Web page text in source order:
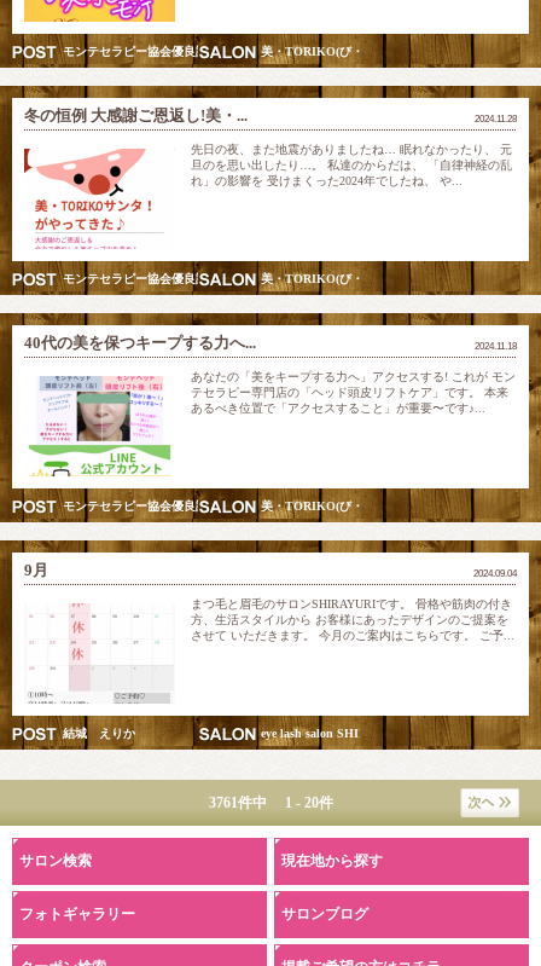
モンテセラピー協会優良認定スクール講師&五行美巡り調律師美・TORIKO(び・とりこ) 愛されリフト美人モン
2024.11.28
冬の恒例 大感謝ご恩返し!美・...
先日の夜、また地震がありましたね… 眠れなかったり、 元
旦のを思い出したり…。 私達のからだは、 「自律神経の乱
れ」の影響を 受けまくった2024年でしたね、 や...
モンテセラピー協会優良認定スクール講師&五行美巡り調律師美・TORIKO(び・とりこ) 愛されリフト美人モン
2024.11.18
40代の美を保つキープする力へ...
あなたの「美をキープする力へ」アクセスする! これが モン
テセラピー専門店の「ヘッド頭皮リフトケア」です。 本来
あるべき位置で「アクセスすること」が重要〜です♪...
モンテセラピー協会優良認定スクール講師&五行美巡り調律師美・TORIKO(び・とりこ) 愛されリフト美人モン
2024.09.04
9月
まつ毛と眉毛のサロンSHIRAYURIです。 骨格や筋肉の付き
方、生活スタイルから お客様にあったデザインのご提案を
させて いただきます。 今月のご案内はこちらです。 ご予...
結城 えりか eye lash salon SHIRAYURI
3761件中 1 - 20件
サロン検索 現在地から探す
フォトギャラリー サロンブログ